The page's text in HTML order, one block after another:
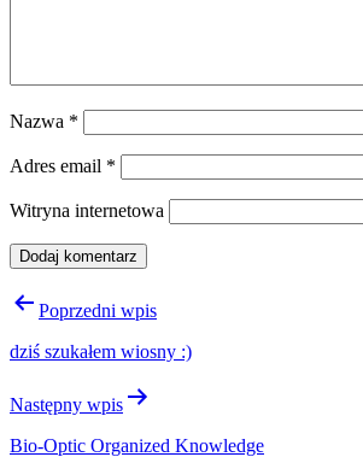
Nazwa *
Adres email *
Witryna internetowa
Nawigacja
Poprzedni wpis
dziś szukałem wiosny :)
Następny wpis
Bio-Optic Organized Knowledge